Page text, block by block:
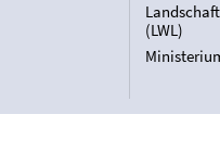
(LWL)